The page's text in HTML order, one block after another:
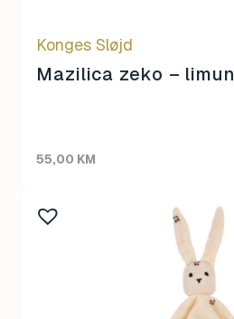
Konges Sløjd
Mazilica zeko – limun
55,00 KM